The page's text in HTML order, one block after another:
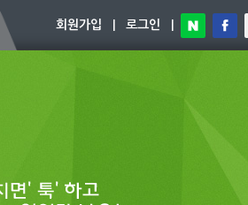
회원가입 로그인